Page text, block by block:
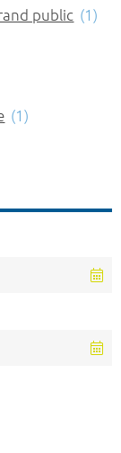
public (1)
(1)